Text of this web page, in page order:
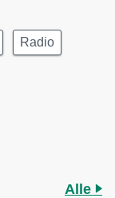
Radio
Alle